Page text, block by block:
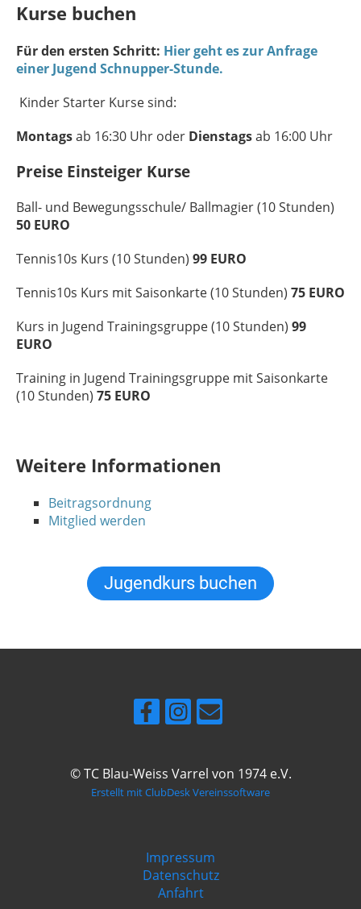
Kurse buchen
Für den ersten Schritt: Hier geht es zur Anfrage
einer Jugend Schnupper-Stunde.
Kinder Starter Kurse sind:
Montagsab 16:30 Uhr oder Dienstagsab 16:00 Uhr
Preise Einsteiger Kurse
Ball- und Bewegungsschule/ Ballmagier (10 Stunden)
50 EURO
Tennis10s Kurs (10 Stunden) 99 EURO
Tennis10s Kurs mit Saisonkarte (10 Stunden) 75 EURO
Kurs in Jugend Trainingsgruppe (10 Stunden) 99
EURO
Training in Jugend Trainingsgruppe mit Saisonkarte
(10 Stunden) 75 EURO
Weitere Informationen
Beitragsordnung
Mitglied werden
Jugendkurs buchen
© TC Blau-Weiss Varrel von 1974 e.V.
Erstellt mit ClubDesk Vereinssoftware
Impressum
Datenschutz
Anfahrt